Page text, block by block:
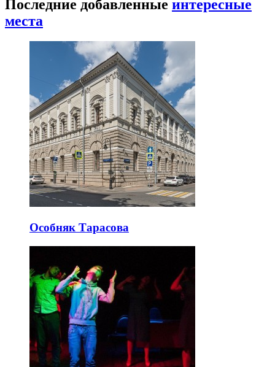
Последние добавленные интересные
места
Особняк Тарасова